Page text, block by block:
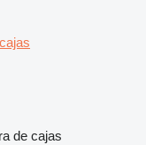
de cajas